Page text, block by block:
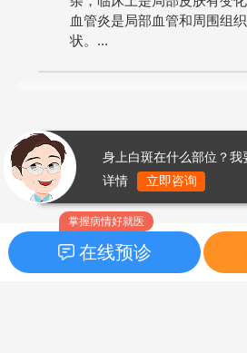
血管炎是局部血管和周围组
状。...
掌握病情好就医
在线预诊
身上白斑在什么部位？
详情
立即咨询